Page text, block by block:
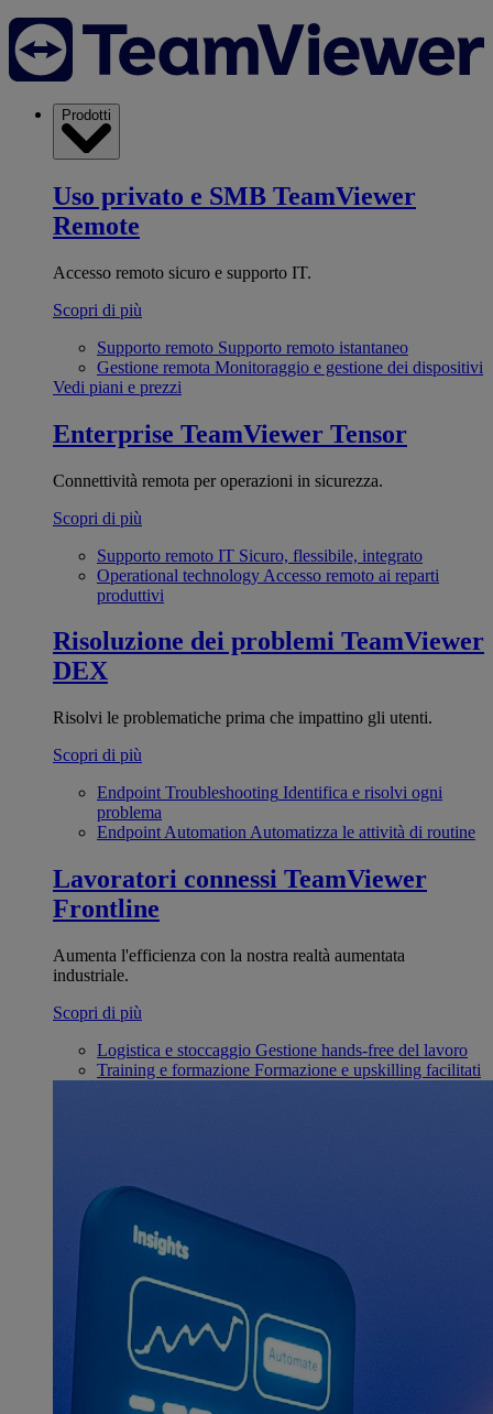
Prodotti
Uso privato e SMB TeamViewer
Remote
Accesso remoto sicuro e supporto IT.
Scopri di più
Supporto remoto Supporto remoto istantaneo
Gestione remota Monitoraggio e gestione dei dispositivi
Vedi piani e prezzi
Enterprise TeamViewer Tensor
Connettività remota per operazioni in sicurezza.
Scopri di più
Supporto remoto IT Sicuro, flessibile, integrato
Operational technology Accesso remoto ai reparti
produttivi
Risoluzione dei problemi TeamViewer
DEX
Risolvi le problematiche prima che impattino gli utenti.
Scopri di più
Endpoint Troubleshooting Identifica e risolvi ogni
problema
Endpoint Automation Automatizza le attività di routine
Lavoratori connessi TeamViewer
Frontline
Aumenta l'efficienza con la nostra realtà aumentata
industriale.
Scopri di più
Logistica e stoccaggio Gestione hands-free del lavoro
Training e formazione Formazione e upskilling facilitati